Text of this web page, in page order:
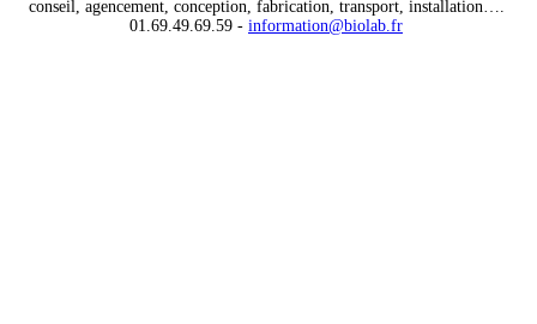
conseil, agencement, conception, fabrication, transport, installation….
01.69.49.69.59 - information@biolab.fr